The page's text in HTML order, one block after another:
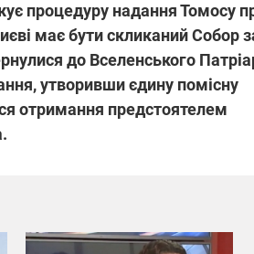
процедуру надання Томосу
має бути скликаний Собор
до Вселенського
утворивши єдину помісну
отримання предстоятелем